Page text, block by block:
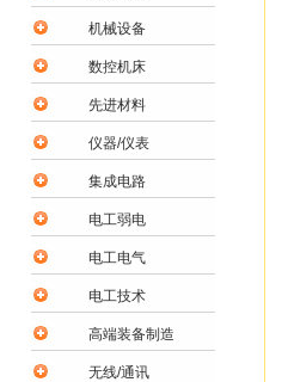
机械设备
数控机床
先进材料
仪器/仪表
集成电路
电工弱电
电工电气
电工技术
高端装备制造
无线/通讯